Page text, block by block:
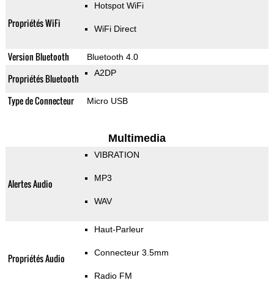
Propriétés WiFi
Hotspot WiFi
WiFi Direct
Version Bluetooth Bluetooth 4.0
Propriétés Bluetooth A2DP
Type de Connecteur Micro USB
Multimedia
Alertes Audio
VIBRATION
MP3
WAV
Propriétés Audio
Haut-Parleur
Connecteur 3.5mm
Radio FM